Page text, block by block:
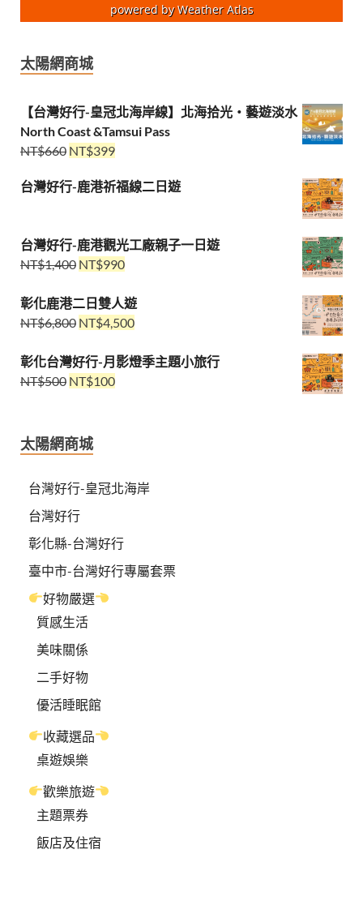
powered byWeather Atlas
太陽網商城
【台灣好行-皇冠北海岸線】北海拾光・藝遊淡水
North Coast &Tamsui Pass
NT$660 NT$399
台灣好行-鹿港祈福線二日遊
台灣好行-鹿港觀光工廠親子一日遊
NT$1,400 NT$990
彰化鹿港二日雙人遊
NT$6,800 NT$4,500
彰化台灣好行-月影燈季主題小旅行
NT$500 NT$100
太陽網商城
台灣好行-皇冠北海岸
台灣好行
彰化縣-台灣好行
臺中市-台灣好行專屬套票
好物嚴選
質感生活
美味關係
二手好物
優活睡眠館
收藏選品
桌遊娛樂
歡樂旅遊
主題票券
飯店及住宿